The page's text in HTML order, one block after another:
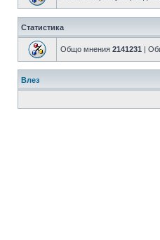
Статистика
Общо мнения 2141231 |
Влез